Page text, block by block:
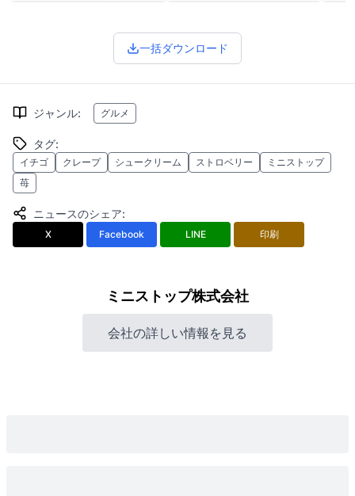
一括ダウンロード
ジャンル: グルメ
タグ:
イチゴ クレープ シュークリーム ストロベリー
ミニストップ
苺
ニュースのシェア:
X Facebook LINE 印刷
ミニストップ株式会社
会社の詳しい情報を見る